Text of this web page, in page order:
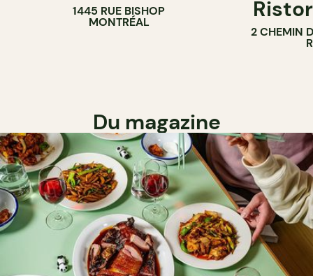
1445 RUE BISHOP
MONTRÉAL
2 CHEMIN
Du magazine